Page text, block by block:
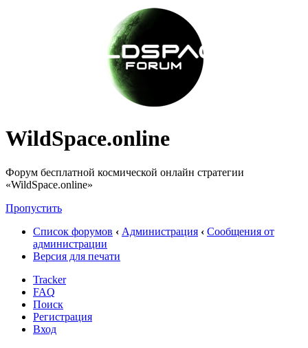
WildSpace.online
Форум бесплатной космической онлайн стратегии
«WildSpace.online»
Пропустить
Список форумов ‹ Администрация ‹ Сообщения от
администрации
Версия для печати
Tracker
FAQ
Поиск
Регистрация
Вход